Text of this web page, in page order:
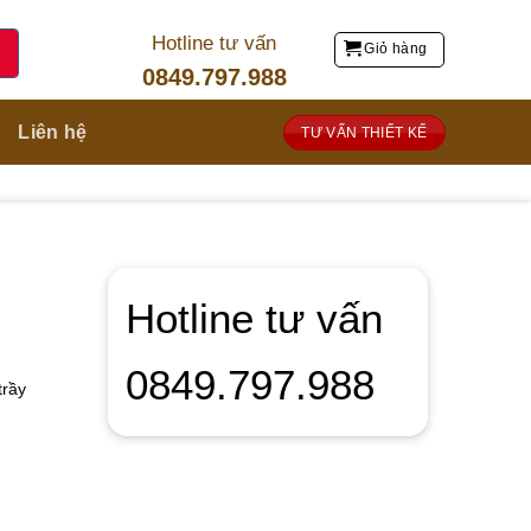
Hotline tư vấn
0849.797.988
Giỏ hàng
Liên hệ TƯ VẤN THIẾT KẾ
Hotline tư vấn
0849.797.988